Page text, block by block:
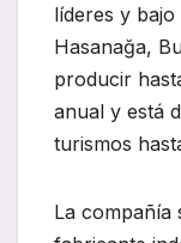
líderes y
Hasanağa,
producir
anual y está
turismos
La compañía